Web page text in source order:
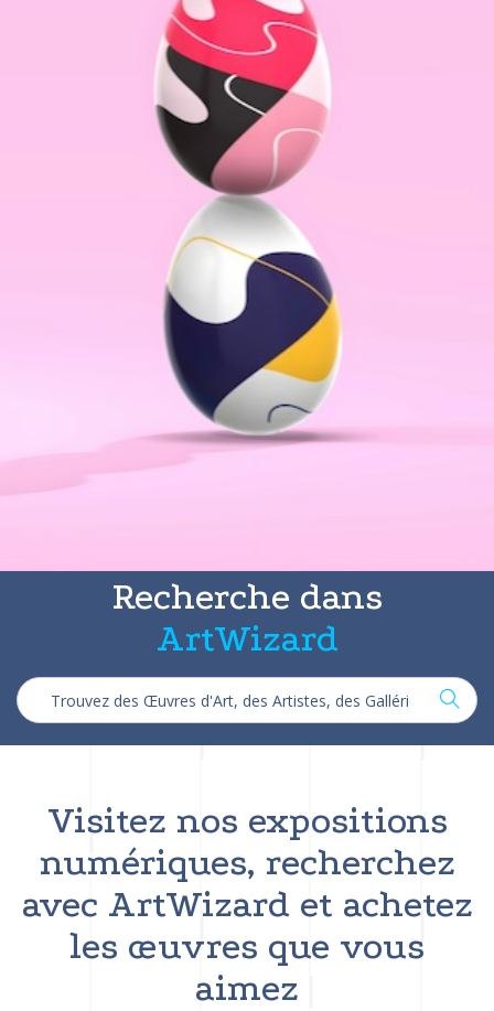
Recherche dans
ArtWizard
Visitez nos expositions
numériques, recherchez
avec ArtWizard et achetez
les œuvres que vous
aimez